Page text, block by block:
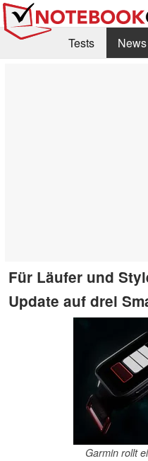
Tests News
Für Läufer und
Update auf drei
Garmin rollt